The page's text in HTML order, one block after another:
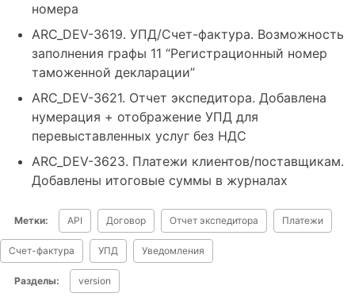
номера
ARC_DEV-3619. УПД/Счет-фактура. Возможность
заполнения графы 11 “Регистрационный номер
таможенной декларации”
ARC_DEV-3621. Отчет экспедитора. Добавлена
нумерация + отображение УПД для
перевыставленных услуг без НДС
ARC_DEV-3623. Платежи клиентов/поставщикам.
Добавлены итоговые суммы в журналах
Метки: API Договор Отчет экспедитора Платежи
Счет-фактура УПД Уведомления
Разделы: version